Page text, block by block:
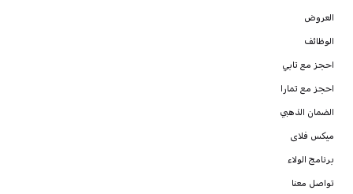
العروض
الوظائف
احجز مع تابي
احجز مع تمارا
الضمان الذهبي
ميكس فلاى
برنامج الولاء
تواصل معنا